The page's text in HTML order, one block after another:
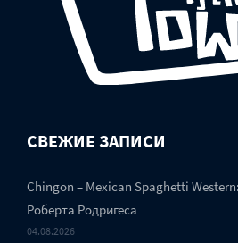
СВЕЖИЕ ЗАПИСИ
Chingon – Mexican Spaghetti
Роберта Родригеса
04.08.2026